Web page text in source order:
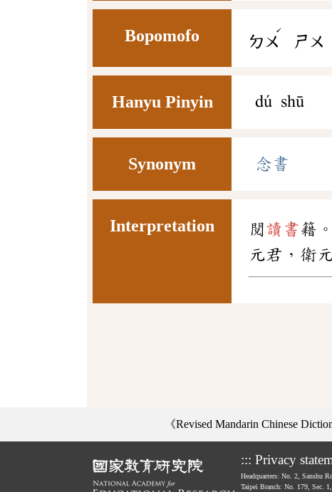
Bopomofo ㄉㄨ
ˊ
ㄕㄨ
Hanyu Pinyin dú shū
Synonym 念書
Interpretation 閱讀書籍
元君，衛
《Revised Mandarin Chinese
::: Privacy
Headquarters: No. 2, Sanshu
Taipei Branch: No. 179, Sec.